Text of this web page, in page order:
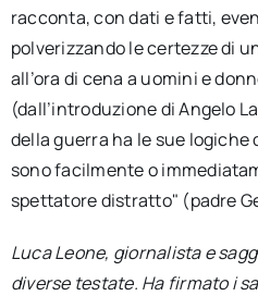
racconta, con dati e fatti,
polverizzando le certezze di
all’ora di cena a uomini e
(dall’introduzione di Angelo
della guerra ha le sue logiche
sono facilmente o
spettatore distratto" (padre
Luca Leone, giornalista e
diverse testate. Ha firmato i